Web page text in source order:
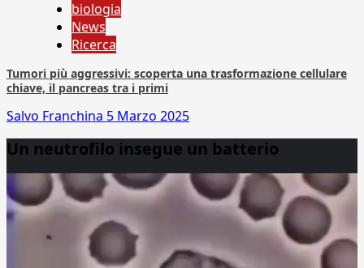
biologia
News
Ricerca
Tumori più aggressivi: scoperta una trasformazione cellulare
chiave, il pancreas tra i primi
Salvo Franchina 5 Marzo 2025
Un neutrofilo insegue un batterio
Player